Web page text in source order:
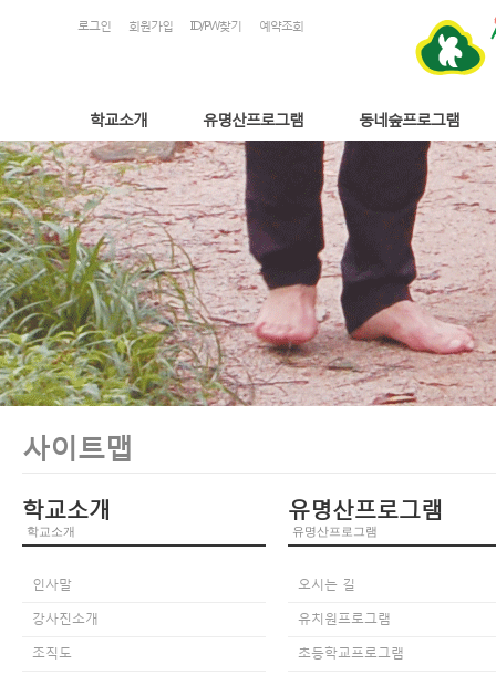
로그인 회원가입 ID/PW찾기 예약조회
학교소개 유명산프로그램 동네숲프로그램
사이트맵
학교소개
학교소개
인사말
강사진소개
조직도
유명산프로그램
유명산프로그램
오시는 길
유치원프로그램
초등학교프로그램